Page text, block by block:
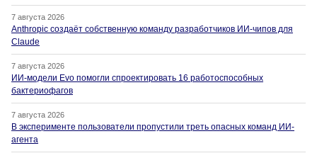
7 августа 2026
Anthropic создаёт собственную команду разработчиков ИИ-чипов для
Claude
7 августа 2026
ИИ-модели Evo помогли спроектировать 16 работоспособных
бактериофагов
7 августа 2026
В эксперименте пользователи пропустили треть опасных команд ИИ-
агента